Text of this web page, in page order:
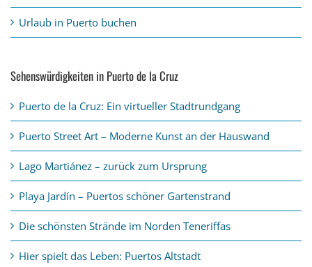
Urlaub in Puerto buchen
Sehenswürdigkeiten in Puerto de la Cruz
Puerto de la Cruz: Ein virtueller Stadtrundgang
Puerto Street Art – Moderne Kunst an der Hauswand
Lago Martiánez – zurück zum Ursprung
Playa Jardín – Puertos schöner Gartenstrand
Die schönsten Strände im Norden Teneriffas
Hier spielt das Leben: Puertos Altstadt